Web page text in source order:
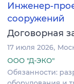
Инженер-
сооружений
Договорная
17 июля 2026
ООО "Д-ЭКО"
Обязанности: